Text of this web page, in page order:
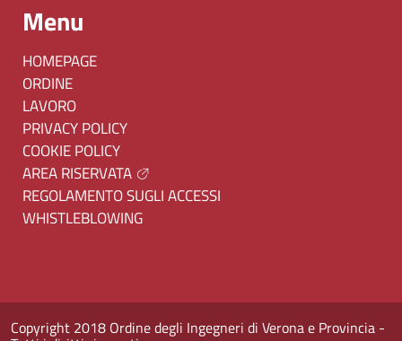
Menu
HOMEPAGE
ORDINE
LAVORO
PRIVACY POLICY
COOKIE POLICY
AREA RISERVATA
REGOLAMENTO SUGLI ACCESSI
WHISTLEBLOWING
Copyright 2018 Ordine degli Ingegneri di Verona e Provincia -